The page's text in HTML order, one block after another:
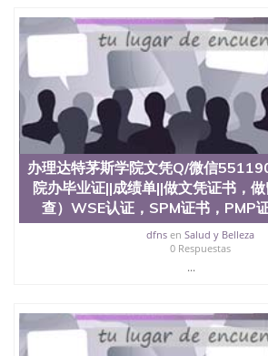
办理达特茅斯学院文凭Q/微信
院办毕业证||成绩单||做文凭证书，
查）WSE认证，SPM证书，PMP
dfnsen Salud y Belleza
0 Respuestas
...